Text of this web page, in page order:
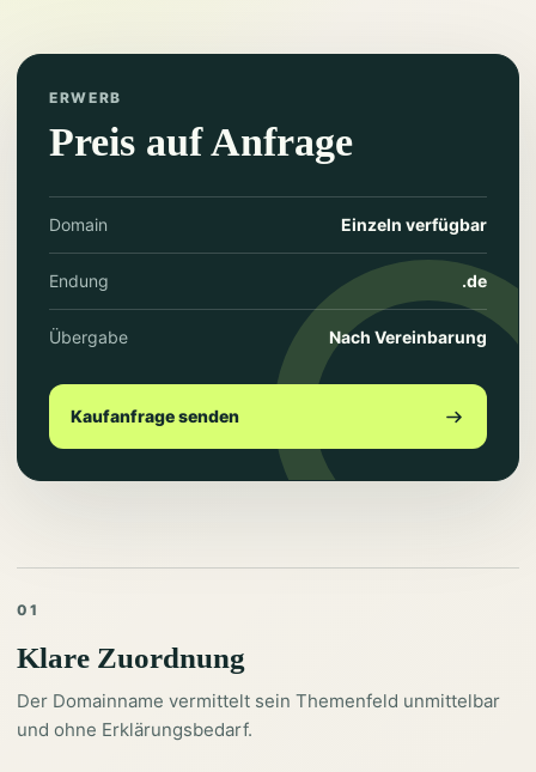
ERWERB
Preis auf Anfrage
Domain Einzeln verfügbar
Endung .de
Übergabe Nach Vereinbarung
Kaufanfrage senden
01
Klare Zuordnung
Der Domainname vermittelt sein Themenfeld unmittelbar
und ohne Erklärungsbedarf.